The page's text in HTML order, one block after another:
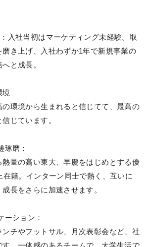
入社当初はマーケティング未経験。取
き上げ、入社わずか1年で新規事業の
と成長。
境
環境から生まれると信じてて、最高の
じています。
磨：
熱量の高い東大、早慶をはじめとする優
在籍。インターン同士で熱く、互いに
長をさらに加速させます。
ション：
チやフットサル、月次表彰会など、社
す。一体感のあるチームで、大学生活で